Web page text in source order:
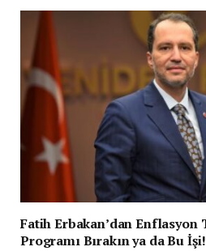
Fatih Erbakan’dan Enflasyon
Programı Bırakın ya da Bu